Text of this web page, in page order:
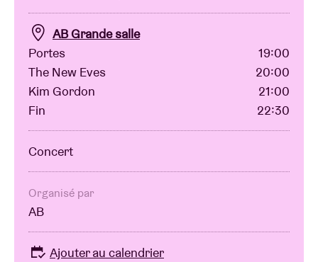
ABtv
Chèque-concert
À propos de l'AB
Contact
AB Grande salle
Portes
19:00
The New Eves
20:00
Kim Gordon
21:00
Fin
22:30
Concert
Organisé par
AB
Ajouter au calendrier